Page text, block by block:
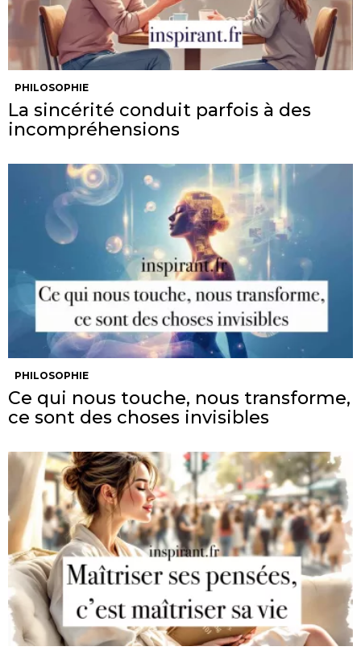
PHILOSOPHIE
La sincérité conduit parfois à des
incompréhensions
PHILOSOPHIE
Ce qui nous touche, nous transforme,
ce sont des choses invisibles